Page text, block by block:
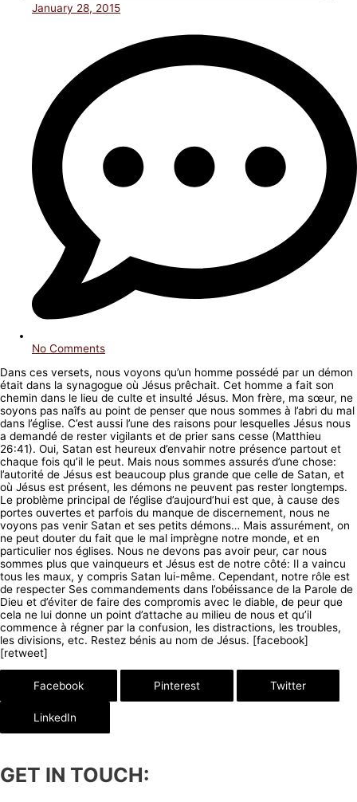
January 28, 2015
No Comments
Dans ces versets, nous voyons qu’un homme possédé par un démon
était dans la synagogue où Jésus prêchait. Cet homme a fait son
chemin dans le lieu de culte et insulté Jésus. Mon frère, ma sœur, ne
soyons pas naîfs au point de penser que nous sommes à l’abri du mal
dans l’église. C’est aussi l’une des raisons pour lesquelles Jésus nous
a demandé de rester vigilants et de prier sans cesse (Matthieu
26:41). Oui, Satan est heureux d’envahir notre présence partout et
chaque fois qu’il le peut. Mais nous sommes assurés d’une chose:
l’autorité de Jésus est beaucoup plus grande que celle de Satan, et
où Jésus est présent, les démons ne peuvent pas rester longtemps.
Le problème principal de l’église d’aujourd’hui est que, à cause des
portes ouvertes et parfois du manque de discernement, nous ne
voyons pas venir Satan et ses petits démons… Mais assurément, on
ne peut douter du fait que le mal imprègne notre monde, et en
particulier nos églises. Nous ne devons pas avoir peur, car nous
sommes plus que vainqueurs et Jésus est de notre côté: Il a vaincu
tous les maux, y compris Satan lui-même. Cependant, notre rôle est
de respecter Ses commandements dans l’obéissance de la Parole de
Dieu et d’éviter de faire des compromis avec le diable, de peur que
cela ne lui donne un point d’attache au milieu de nous et qu’il
commence à régner par la confusion, les distractions, les troubles,
les divisions, etc. Restez bénis au nom de Jésus. [facebook]
[retweet]
Facebook Pinterest Twitter
LinkedIn
GET IN TOUCH: